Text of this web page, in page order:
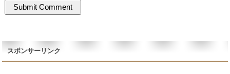
スポンサーリンク